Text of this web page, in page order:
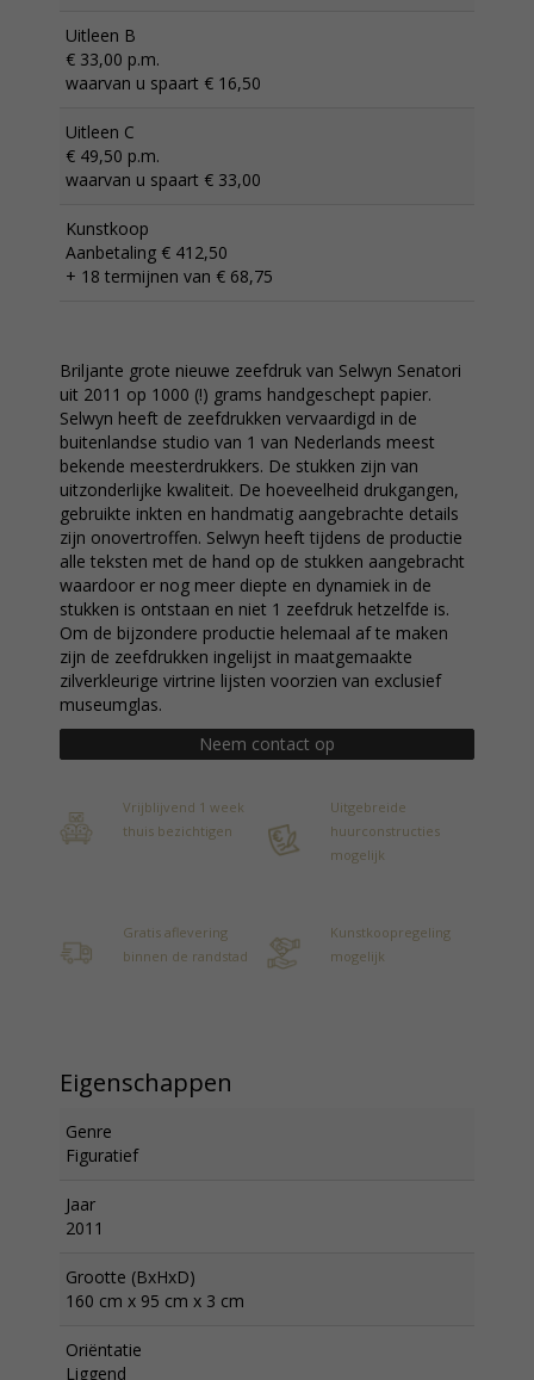
Uitleen B
€ 33,00 p.m.
waarvan u spaart € 16,50
Uitleen C
€ 49,50 p.m.
waarvan u spaart € 33,00
Kunstkoop
Aanbetaling € 412,50
+ 18 termijnen van € 68,75
Briljante grote nieuwe zeefdruk van Selwyn Senatori
uit 2011 op 1000 (!) grams handgeschept papier.
Selwyn heeft de zeefdrukken vervaardigd in de
buitenlandse studio van 1 van Nederlands meest
bekende meesterdrukkers. De stukken zijn van
uitzonderlijke kwaliteit. De hoeveelheid drukgangen,
gebruikte inkten en handmatig aangebrachte details
zijn onovertroffen. Selwyn heeft tijdens de productie
alle teksten met de hand op de stukken aangebracht
waardoor er nog meer diepte en dynamiek in de
stukken is ontstaan en niet 1 zeefdruk hetzelfde is.
Om de bijzondere productie helemaal af te maken
zijn de zeefdrukken ingelijst in maatgemaakte
zilverkleurige virtrine lijsten voorzien van exclusief
museumglas.
Neem contact op
Vrijblijvend 1 week
thuis bezichtigen
Uitgebreide
huurconstructies
mogelijk
Gratis aflevering
binnen de randstad
Kunstkoopregeling
mogelijk
Eigenschappen
Genre
Figuratief
Jaar
2011
Grootte (BxHxD)
160 cm x 95 cm x 3 cm
Oriëntatie
Liggend